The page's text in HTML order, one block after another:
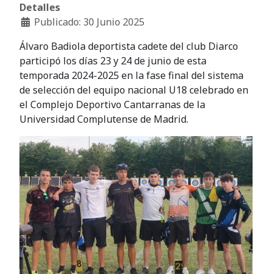
Detalles
Publicado: 30 Junio 2025
Álvaro Badiola deportista cadete del club Diarco
participó los días 23 y 24 de junio de esta
temporada 2024-2025 en la fase final del sistema
de selección del equipo nacional U18 celebrado en
el Complejo Deportivo Cantarranas de la
Universidad Complutense de Madrid.